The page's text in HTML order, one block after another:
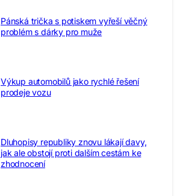
Pánská trička s potiskem vyřeší věčný
problém s dárky pro muže
Výkup automobilů jako rychlé řešení
prodeje vozu
Dluhopisy republiky znovu lákají davy,
jak ale obstojí proti dalším cestám ke
zhodnocení